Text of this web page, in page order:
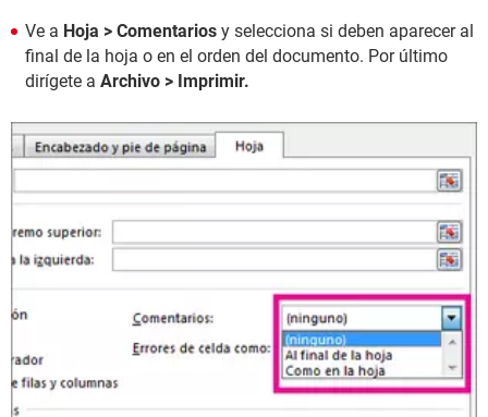
Ve a Hoja > Comentarios y selecciona si deben aparecer al
final de la hoja o en el orden del documento. Por último
dirígete a Archivo > Imprimir.